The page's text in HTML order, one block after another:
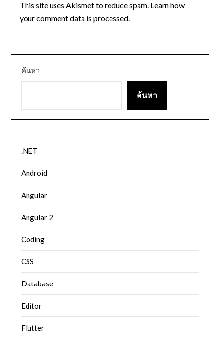
This site uses Akismet to reduce spam. Learn how
your comment data is processed.
ค้นหา
ค้นหา
.NET
Android
Angular
Angular 2
Coding
CSS
Database
Editor
Flutter